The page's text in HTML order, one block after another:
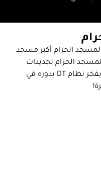
2020، يُعتبر المسجد الحرام أكبر مسجد
الحرام تجديدات
وتوسعات كبيرة على مر السنين، ويفخر نظام DT بدوره في